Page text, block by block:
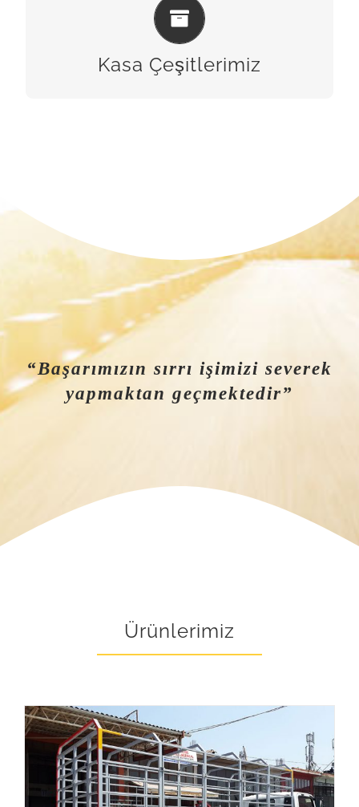
Kasa Çeşitlerimiz
KASA ÇEŞITLERIMIZ
“Başarımızın sırrı işimizi severek
yapmaktan geçmektedir”
Ürünlerimiz